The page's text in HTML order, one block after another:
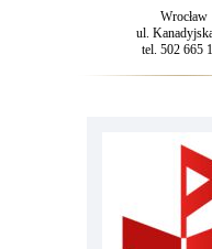
Wrocław
ul.
tel. 502 665